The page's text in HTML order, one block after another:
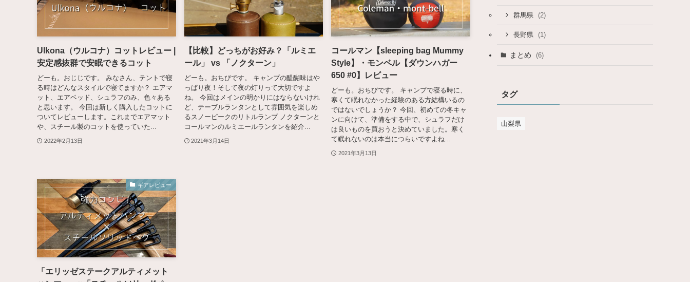
Ulkona（ウルコナ）コットレビュー |
安定感抜群で安眠できるコット
どーも。おじじです。 みなさん、テントで寝
る時はどんなスタイルで寝てますか？ エアマ
ット、エアベッド、シュラフのみ、色々ある
と思います。 今回は新しく購入したコットに
ついてレビューします。これまでエアマット
や、スチール製のコットを使っていた...
2022年2月13日
【比較】どっちがお好み？「ルミエ
ール」 vs 「ノクターン」
どーも。おちびです。 キャンプの醍醐味はや
っぱり夜！そして夜の灯りって大切ですよ
ね。 今回はメインの明かりにはならないけれ
ど、テーブルランタンとして雰囲気を楽しめ
るスノーピークのリトルランプ ノクターンと
コールマンのルミエールランタンを紹介...
2021年3月14日
コールマン【sleeping bag Mummy
Style】・モンベル【ダウンハガー
650 #0】レビュー
どーも。おちびです。 キャンプで寝る時に、
寒くて眠れなかった経験のある方結構いるの
ではないでしょうか？ 今回、初めての冬キャ
ンに向けて、準備をする中で、シュラフだけ
は良いものを買おうと決めていました。寒く
て眠れないのは本当につらいですよね...
2021年3月13日
ギアレビュー
「エリッゼステークアルティメット
群馬県 (2)
長野県 (1)
まとめ (6)
タグ
山梨県